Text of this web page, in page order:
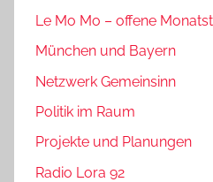
Le Mo Mo – offene
München und Bayern
Netzwerk Gemeinsinn
Politik im Raum
Projekte und Planungen
Radio Lora 92